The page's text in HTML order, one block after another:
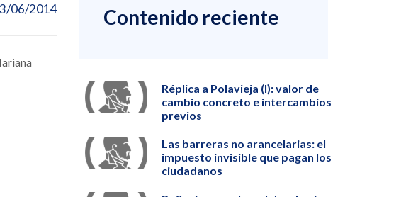
06/2014 Contenido reciente
Réplica a Polavieja (I): valor de
cambio concreto e intercambios
previos
Las barreras no arancelarias: el
impuesto invisible que pagan los
ciudadanos